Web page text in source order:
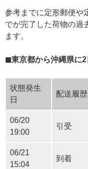
参考までに定形郵便や
でが完了した荷物の過
ます。
◼東京都から沖縄県に
状態発生
日
配送履歴
06/20
19:00
引受
06/21
15:04
到着